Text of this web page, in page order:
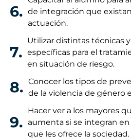
6. de integración que
actuación.
7.
Utilizar distintas técnicas
específicas para el
en situación de riesgo.
8. Conocer los tipos de
de la violencia de género
9.
Hacer ver a los mayores
aumenta si se integran
que les ofrece la sociedad.